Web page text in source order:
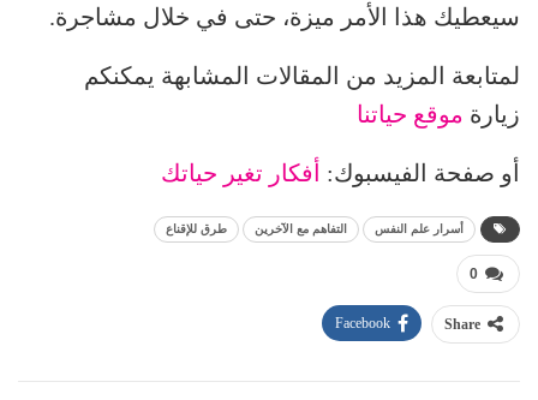
سيعطيك هذا الأمر ميزة، حتى في خلال مشاجرة.
لمتابعة المزيد من المقالات المشابهة يمكنكم
زيارة موقع حياتنا
أو صفحة الفيسبوك: أفكار تغير حياتك
أسرار علم النفس التفاهم مع الآخرين طرق للإقناع
0
Share
Facebook